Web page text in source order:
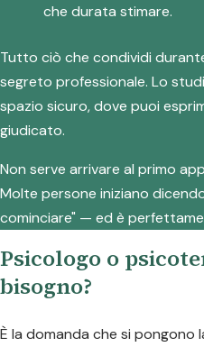
che durata stimare.
Tutto ciò che condividi
segreto professionale. Lo
spazio sicuro, dove puoi
giudicato.
Non serve arrivare al primo
Molte persone iniziano
cominciare" — ed è
Psicologo o
bisogno?
È la domanda che si pongono